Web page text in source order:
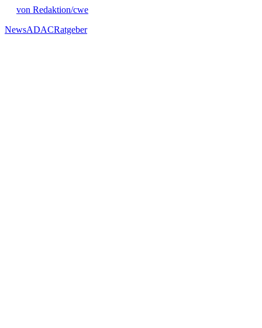
von Redaktion/cwe
NewsADACRatgeber